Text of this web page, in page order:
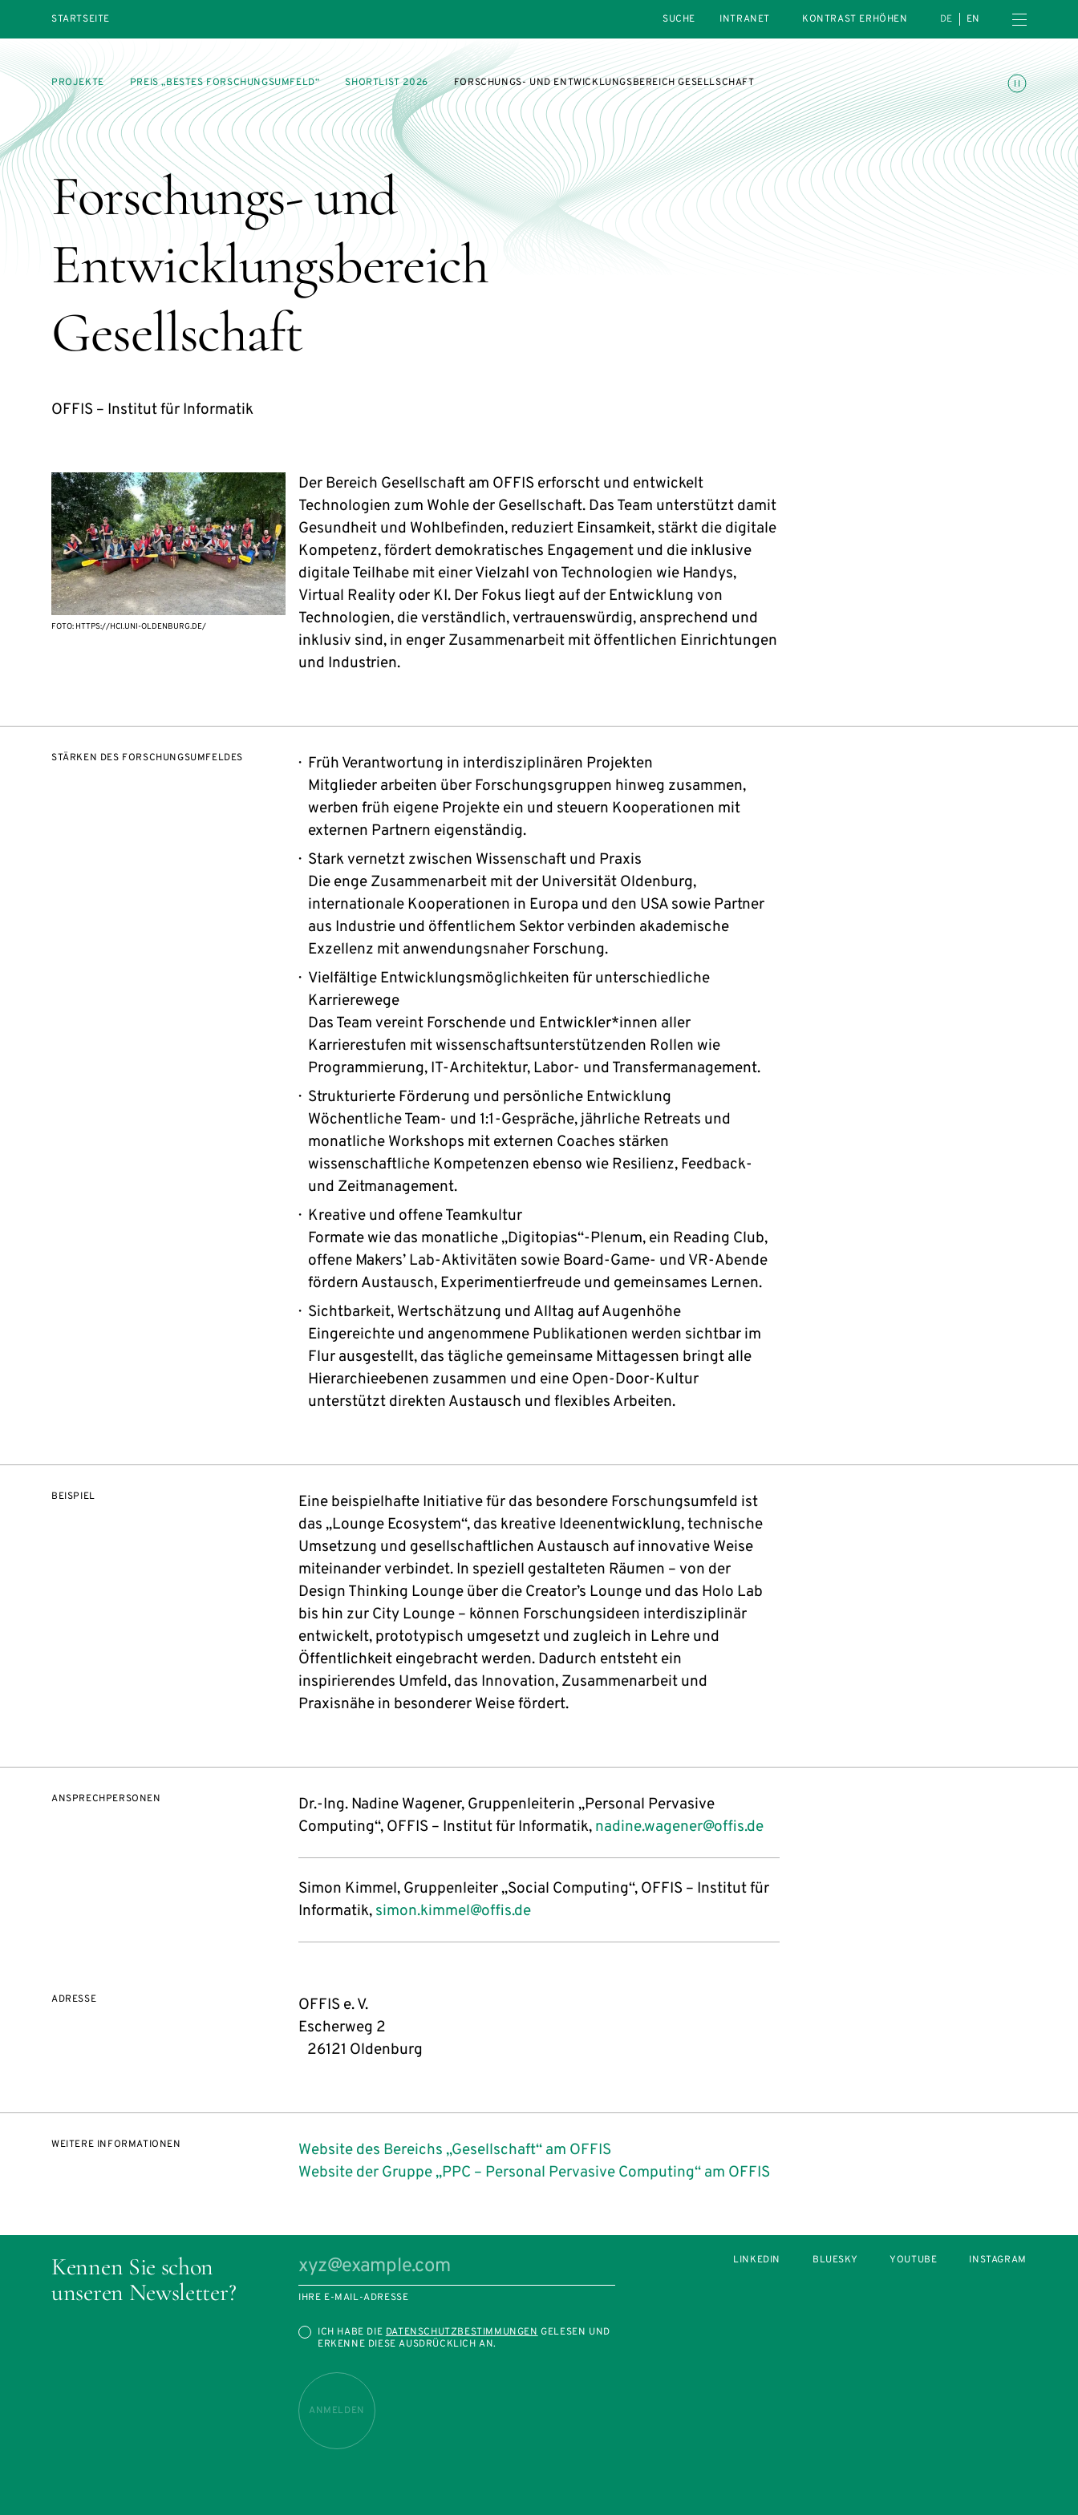
STARTSEITE
INTRANET
KONTRAST ERHÖHEN DE EN Menü öffnen
Animationen umschalten
PROJEKTE PREIS „BESTES FORSCHUNGSUMFELD“ SHORTLIST 2026 FORSCHUNGS- UND ENTWICKLUNGSBEREICH GESELLSCHAFT
Forschungs- und
Entwicklungsbereich
Gesellschaft
OFFIS – Institut für Informatik
FOTO: HTTPS://HCI.UNI-OLDENBURG.DE/
Der Bereich Gesellschaft am OFFIS erforscht und entwickelt
Technologien zum Wohle der Gesellschaft. Das Team unterstützt damit
Gesundheit und Wohlbefinden, reduziert Einsamkeit, stärkt die digitale
Kompetenz, fördert demokratisches Engagement und die inklusive
digitale Teilhabe mit einer Vielzahl von Technologien wie Handys,
Virtual Reality oder KI. Der Fokus liegt auf der Entwicklung von
Technologien, die verständlich, vertrauenswürdig, ansprechend und
inklusiv sind, in enger Zusammenarbeit mit öffentlichen Einrichtungen
und Industrien.
STÄRKEN DES FORSCHUNGSUMFELDES
Früh Verantwortung in interdisziplinären Projekten
Mitglieder arbeiten über Forschungsgruppen hinweg zusammen,
werben früh eigene Projekte ein und steuern Kooperationen mit
externen Partnern eigenständig.
Stark vernetzt zwischen Wissenschaft und Praxis
Die enge Zusammenarbeit mit der Universität Oldenburg,
internationale Kooperationen in Europa und den USA sowie Partner
aus Industrie und öffentlichem Sektor verbinden akademische
Exzellenz mit anwendungsnaher Forschung.
Vielfältige Entwicklungsmöglichkeiten für unterschiedliche
Karrierewege
Das Team vereint Forschende und Entwickler*innen aller
Karrierestufen mit wissenschaftsunterstützenden Rollen wie
Programmierung, IT-Architektur, Labor- und Transfermanagement.
Strukturierte Förderung und persönliche Entwicklung
Wöchentliche Team- und 1:1-Gespräche, jährliche Retreats und
monatliche Workshops mit externen Coaches stärken
wissenschaftliche Kompetenzen ebenso wie Resilienz, Feedback-
und Zeitmanagement.
Kreative und offene Teamkultur
Formate wie das monatliche „Digitopias“-Plenum, ein Reading Club,
offene Makers’ Lab-Aktivitäten sowie Board-Game- und VR-Abende
fördern Austausch, Experimentierfreude und gemeinsames Lernen.
Sichtbarkeit, Wertschätzung und Alltag auf Augenhöhe
Eingereichte und angenommene Publikationen werden sichtbar im
Flur ausgestellt, das tägliche gemeinsame Mittagessen bringt alle
Hierarchieebenen zusammen und eine Open-Door-Kultur
unterstützt direkten Austausch und flexibles Arbeiten.
BEISPIEL
Eine beispielhafte Initiative für das besondere Forschungsumfeld ist
das „Lounge Ecosystem“, das kreative Ideenentwicklung, technische
Umsetzung und gesellschaftlichen Austausch auf innovative Weise
miteinander verbindet. In speziell gestalteten Räumen – von der
Design Thinking Lounge über die Creator’s Lounge und das Holo Lab
bis hin zur City Lounge – können Forschungsideen interdisziplinär
entwickelt, prototypisch umgesetzt und zugleich in Lehre und
Öffentlichkeit eingebracht werden. Dadurch entsteht ein
inspirierendes Umfeld, das Innovation, Zusammenarbeit und
Praxisnähe in besonderer Weise fördert.
ANSPRECHPERSONEN
Dr.-Ing. Nadine Wagener, Gruppenleiterin „Personal Pervasive
Computing“, OFFIS – Institut für Informatik, nadine.wagener@offis.de
Simon Kimmel, Gruppenleiter „Social Computing“, OFFIS – Institut für
Informatik, simon.kimmel@offis.de
ADRESSE
OFFIS e. V.
Escherweg 2
26121 Oldenburg
WEITERE INFORMATIONEN
Website des Bereichs „Gesellschaft“ am OFFIS
Website der Gruppe „PPC – Personal Pervasive Computing“ am OFFIS
Kennen Sie schon
unseren Newsletter?
IHRE E-MAIL-ADRESSE
ICH HABE DIE DATENSCHUTZBESTIMMUNGEN GELESEN UND
ERKENNE DIESE AUSDRÜCKLICH AN.
ANMELDEN
LINKEDIN BLUESKY YOUTUBE INSTAGRAM